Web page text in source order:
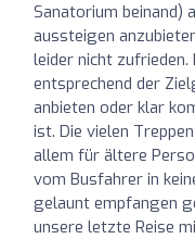
Sanatorium beinand)
aussteigen
leider nicht zufrieden.
entsprechend der
anbieten oder klar
ist. Die vielen
allem für ältere
vom Busfahrer in
gelaunt empfangen
unsere letzte Reise